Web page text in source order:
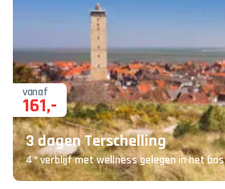
vanaf
161,-
3 dagen Terschelling
4* verblijf met wellness gelegen in het bos